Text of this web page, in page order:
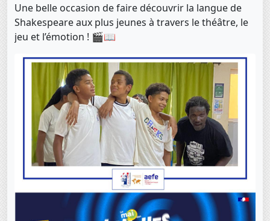
Une belle occasion de faire découvrir la langue de
Shakespeare aux plus jeunes à travers le théâtre, le
jeu et l’émotion ! 🎬📖